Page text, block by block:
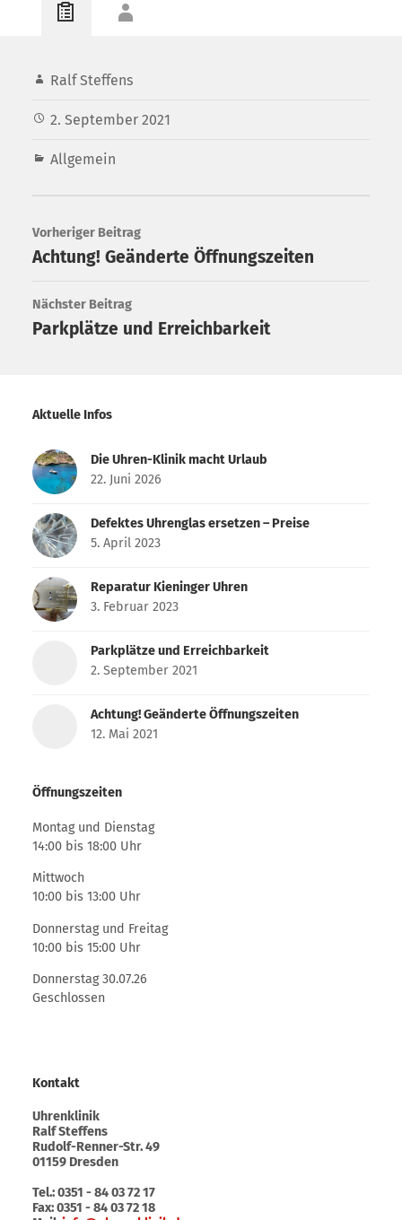
Ralf Steffens
2. September 2021
Allgemein
Vorheriger Beitrag
Achtung! Geänderte Öffnungszeiten
Nächster Beitrag
Parkplätze und Erreichbarkeit
Aktuelle Infos
Die Uhren-Klinik macht Urlaub
22. Juni 2026
Defektes Uhrenglas ersetzen – Preise
5. April 2023
Reparatur Kieninger Uhren
3. Februar 2023
Parkplätze und Erreichbarkeit
2. September 2021
Achtung! Geänderte Öffnungszeiten
12. Mai 2021
Öffnungszeiten
Montag und Dienstag
14:00 bis 18:00 Uhr
Mittwoch
10:00 bis 13:00 Uhr
Donnerstag und Freitag
10:00 bis 15:00 Uhr
Donnerstag 30.07.26
Geschlossen
Kontakt
Uhrenklinik
Ralf Steffens
Rudolf-Renner-Str. 49
01159 Dresden
Tel.: 0351 - 84 03 72 17
Fax: 0351 - 84 03 72 18